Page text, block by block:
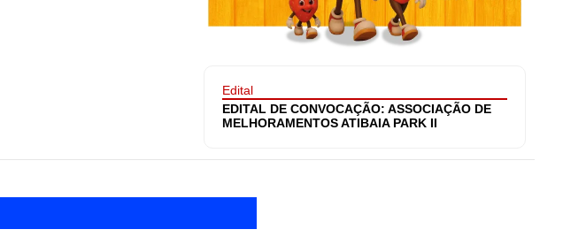
Edital
EDITAL DE CONVOCAÇÃO: ASSOCIAÇÃO DE
MELHORAMENTOS ATIBAIA PARK II